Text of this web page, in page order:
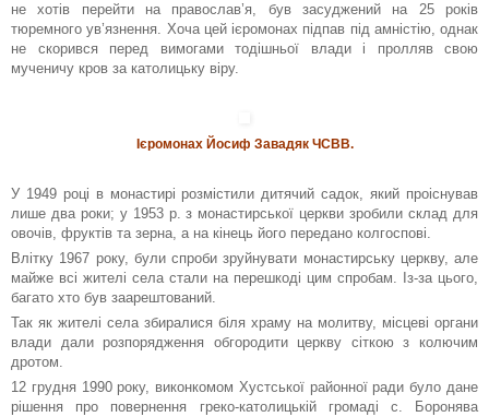
не хотів перейти на православ’я, був засуджений на 25 років
тюремного ув’язнення. Хоча цей ієромонах підпав під амністію, однак
не скорився перед вимогами тодішньої влади і пролляв свою
мученичу кров за католицьку віру.
Ієромонах Йосиф Завадяк ЧСВВ.
У 1949 році в монастирі розмістили дитячий садок, який проіснував
лише два роки; у 1953 р. з монастирської церкви зробили склад для
овочів, фруктів та зерна, а на кінець його передано колгоспові.
Влітку 1967 року, були спроби зруйнувати монастирську церкву, але
майже всі жителі села стали на перешкоді цим спробам. Із-за цього,
багато хто був заарештований.
Так як жителі села збиралися біля храму на молитву, місцеві органи
влади дали розпорядження обгородити церкву сіткою з колючим
дротом.
12 грудня 1990 року, виконкомом Хустської районної ради було дане
рішення про повернення греко-католицькій громаді с. Боронява